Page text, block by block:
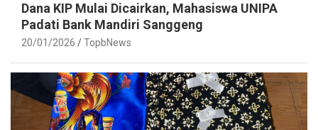
Dana KIP Mulai Dicairkan, Mahasiswa UNIPA
Padati Bank Mandiri Sanggeng
20/01/2026 TopbNews